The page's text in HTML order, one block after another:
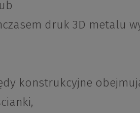
druk 3D metalu
konstrukcyjne